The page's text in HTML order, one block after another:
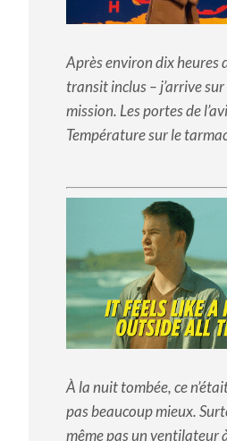
Après environ dix heures
transit inclus – j’arrive
mission. Les portes de
Température sur le
À la nuit tombée, ce
pas beaucoup mieux.
même pas un ventilateur